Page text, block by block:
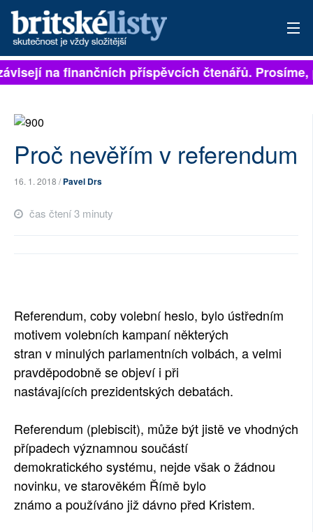
PŘIHLÁSIT
SOCIÁLNÍ SÍTĚ
PLNÁ VERZE STRÁNEK
na finančních příspěvcích čtenářů. Prosíme,
Proč nevěřím v referendum
16. 1. 2018 /Pavel Drs
čas čtení 3 minuty
Referendum, coby volební heslo, bylo ústředním
motivem volebních kampaní některých
stran v minulých parlamentních volbách, a velmi
pravděpodobně se objeví i při
nastávajících prezidentských debatách.
Referendum (plebiscit), může být jistě ve vhodných
případech významnou součástí
demokratického systému, nejde však o žádnou
novinku, ve starověkém Římě bylo
známo a používáno již dávno před Kristem.